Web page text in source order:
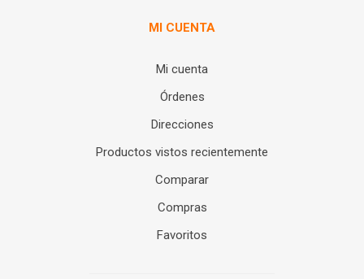
MI CUENTA
Mi cuenta
Órdenes
Direcciones
Productos vistos recientemente
Comparar
Compras
Favoritos